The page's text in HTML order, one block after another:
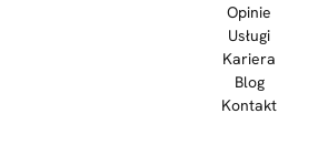
Opinie
Usługi
Kariera
Blog
Kontakt